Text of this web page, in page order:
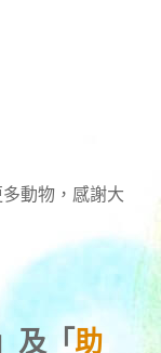
動物，感謝大
及「 助